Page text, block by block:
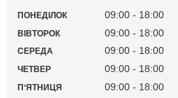
ПОНЕДІЛОК 09:00 18:00
ВІВТОРОК 09:00 18:00
СЕРЕДА 09:00 18:00
ЧЕТВЕР 09:00 18:00
ПʼЯТНИЦЯ 09:00 18:00